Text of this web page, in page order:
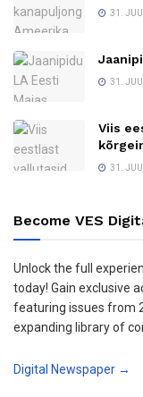
31.
31.
Viis
31.
Become VES
Unlock the full
today! Gain exclusive
featuring issues from
expanding library of
Digital Newspaper →